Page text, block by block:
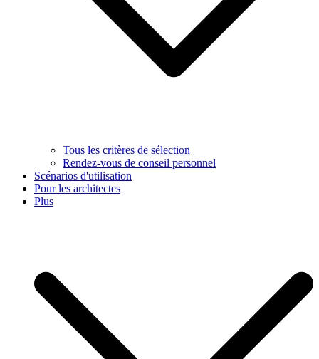
Tous les critères de sélection
Rendez-vous de conseil personnel
Scénarios d'utilisation
Pour les architectes
Plus